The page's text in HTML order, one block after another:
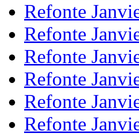
Refonte
Refonte
Refonte
Refonte
Refonte
Refonte